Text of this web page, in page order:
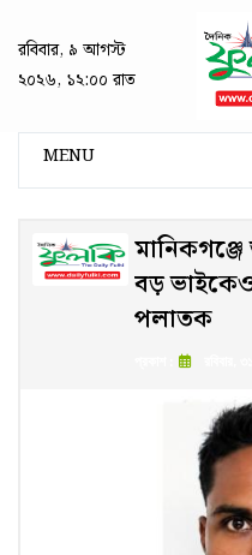
রবিবার, ৯ আগস্ট
২০২৬, ১২:০০ রাত
MENU
বড় ভাইকেও
পলাতক